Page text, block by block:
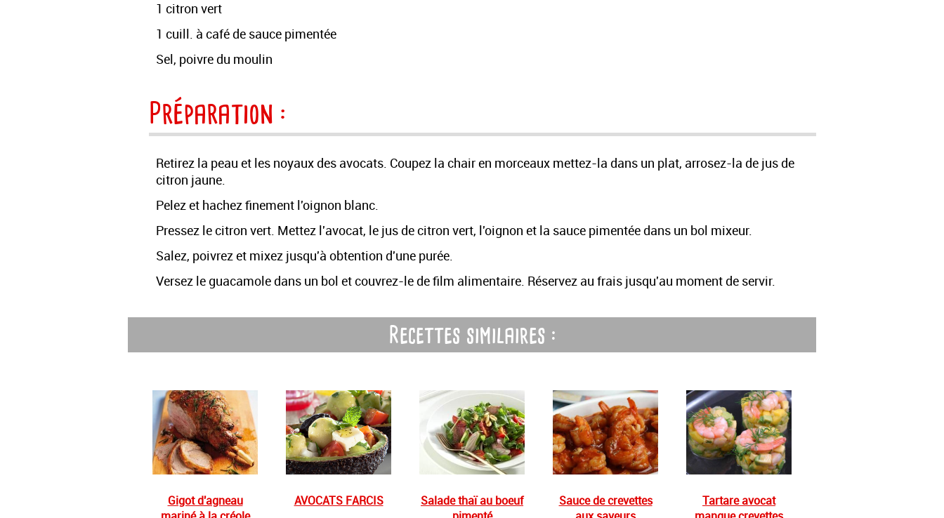
1 citron vert
1 cuill. à café de sauce pimentée
Sel, poivre du moulin
Préparation :
Retirez la peau et les noyaux des avocats. Coupez la chair en morceaux mettez-la dans un plat, arrosez-la de jus de
citron jaune.
Pelez et hachez finement l'oignon blanc.
Pressez le citron vert. Mettez l'avocat, le jus de citron vert, l'oignon et la sauce pimentée dans un bol mixeur.
Salez, poivrez et mixez jusqu'à obtention d'une purée.
Versez le guacamole dans un bol et couvrez-le de film alimentaire. Réservez au frais jusqu'au moment de servir.
Recettes similaires :
Gigot d'agneau
AVOCATS FARCIS
Salade thaï au boeuf
Sauce de crevettes
Tartare avocat